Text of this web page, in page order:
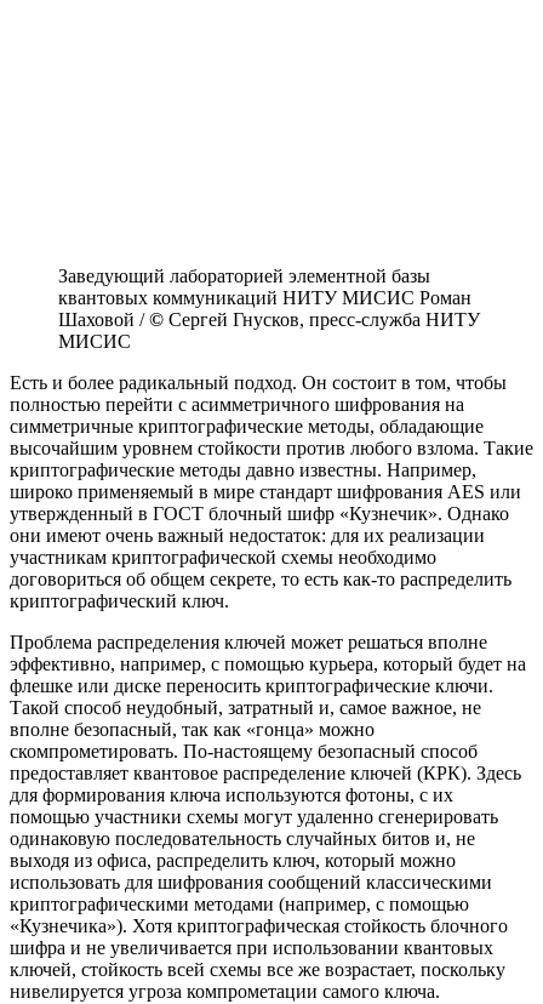
Заведующий лабораторией элементной базы
квантовых коммуникаций НИТУ МИСИС Роман
Шаховой /© Сергей Гнусков, пресс-служба НИТУ
МИСИС
Есть и более радикальный подход. Он состоит в том, чтобы
полностью перейти с асимметричного шифрования на
симметричные криптографические методы, обладающие
высочайшим уровнем стойкости против любого взлома. Такие
криптографические методы давно известны. Например,
широко применяемый в мире стандарт шифрования AES или
утвержденный в ГОСТ блочный шифр «Кузнечик». Однако
они имеют очень важный недостаток: для их реализации
участникам криптографической схемы необходимо
договориться об общем секрете, то есть как-то распределить
криптографический ключ.
Проблема распределения ключей может решаться вполне
эффективно, например, с помощью курьера, который будет на
флешке или диске переносить криптографические ключи.
Такой способ неудобный, затратный и, самое важное, не
вполне безопасный, так как «гонца» можно
скомпрометировать. По-настоящему безопасный способ
предоставляет квантовое распределение ключей (КРК). Здесь
для формирования ключа используются фотоны, с их
помощью участники схемы могут удаленно сгенерировать
одинаковую последовательность случайных битов и, не
выходя из офиса, распределить ключ, который можно
использовать для шифрования сообщений классическими
криптографическими методами (например, с помощью
«Кузнечика»). Хотя криптографическая стойкость блочного
шифра и не увеличивается при использовании квантовых
ключей, стойкость всей схемы все же возрастает, поскольку
нивелируется угроза компрометации самого ключа.